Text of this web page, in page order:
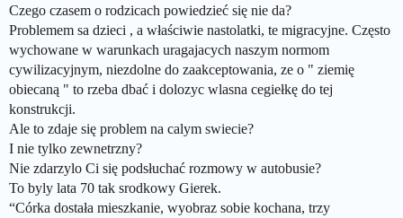
Czego czasem o rodzicach powiedzieć się nie da?
Problemem sa dzieci , a właściwie nastolatki, te migracyjne. Często
wychowane w warunkach uragajacych naszym normom
cywilizacyjnym, niezdolne do zaakceptowania, ze o " ziemię
obiecaną " to rzeba dbać i dolozyc wlasna cegiełkę do tej
konstrukcji.
Ale to zdaje się problem na calym swiecie?
I nie tylko zewnetrzny?
Nie zdarzylo Ci się podsłuchać rozmowy w autobusie?
To byly lata 70 tak srodkowy Gierek.
“Córka dostała mieszkanie, wyobraz sobie kochana, trzy